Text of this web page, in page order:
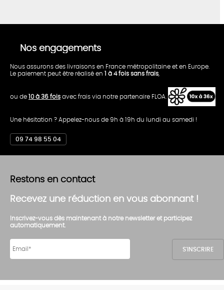
Nos engagements
Nous assurons des livraisons en France métropolitaine et en Europe.
Le paiement peut être réalisé en 1 à 4 fois sans frais
ou de 10 à 36 fois avec frais via notre partenaire FLOA.
Une hésitation ? Appelez-nous de 9h à 19h du lundi au samedi !
09 74 98 55 04
Restons en contact
Recevez une réduction en vous abonnant !
Inscrivez-vous dès maintenant à notre newsletter et participez
automatiquement.